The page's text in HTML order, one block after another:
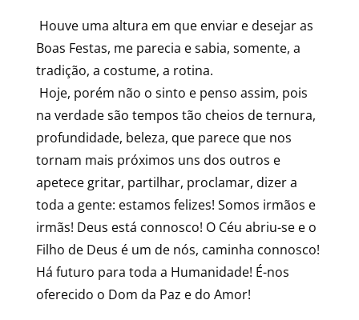
Houve uma altura em que enviar e desejar as
Boas Festas, me parecia e sabia, somente, a
tradição, a costume, a rotina.
Hoje, porém não o sinto e penso assim, pois
na verdade são tempos tão cheios de ternura,
profundidade, beleza, que parece que nos
tornam mais próximos uns dos outros e
apetece gritar, partilhar, proclamar, dizer a
toda a gente: estamos felizes! Somos irmãos e
irmãs! Deus está connosco! O Céu abriu-se e o
Filho de Deus é um de nós, caminha connosco!
Há futuro para toda a Humanidade! É-nos
oferecido o Dom da Paz e do Amor!